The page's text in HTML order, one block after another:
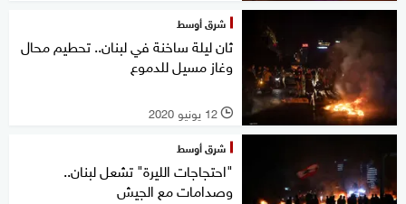
شرق أوسط
ثان ليلة ساخنة في لبنان.. تحطيم محال
وغاز مسيل للدموع
l 12 يونيو 2020
شرق أوسط
"احتجاجات الليرة" تشعل لبنان..
وصدامات مع الجيش